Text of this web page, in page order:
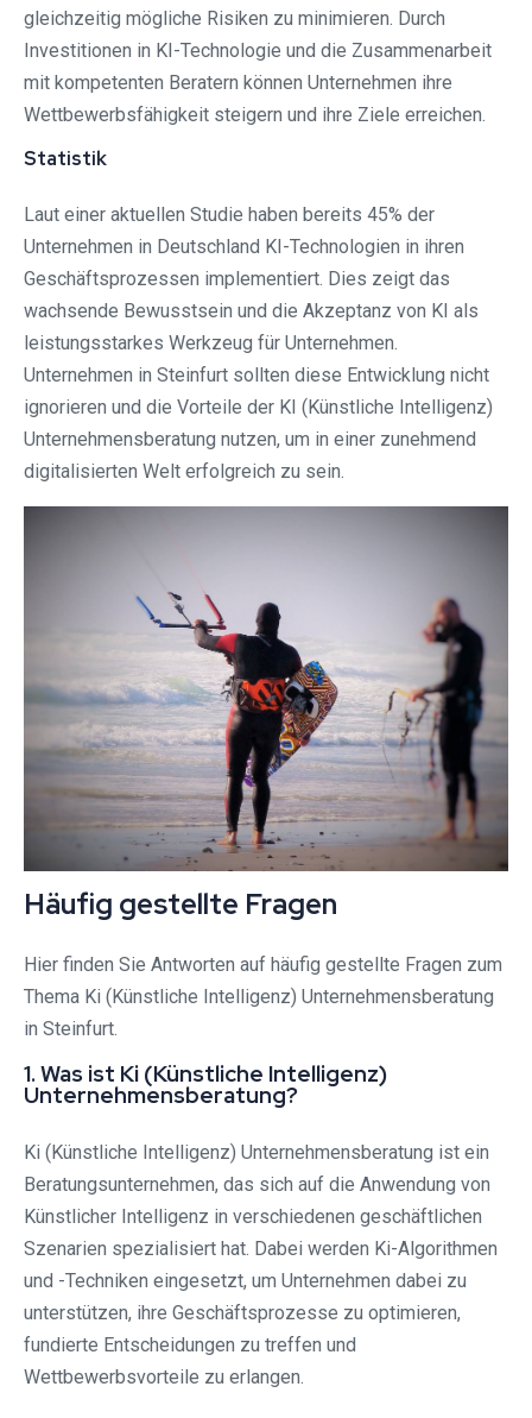
gleichzeitig mögliche Risiken zu minimieren. Durch
Investitionen in KI-Technologie und die Zusammenarbeit
mit kompetenten Beratern können Unternehmen ihre
Wettbewerbsfähigkeit steigern und ihre Ziele erreichen.
Statistik
Laut einer aktuellen Studie haben bereits 45% der
Unternehmen in Deutschland KI-Technologien in ihren
Geschäftsprozessen implementiert. Dies zeigt das
wachsende Bewusstsein und die Akzeptanz von KI als
leistungsstarkes Werkzeug für Unternehmen.
Unternehmen in Steinfurt⁠ sollten diese Entwicklung nicht
ignorieren und die Vorteile der KI (Künstliche Intelligenz)
Unternehmensberatung nutzen, um in einer zunehmend
digitalisierten Welt erfolgreich zu sein.
Häufig gestellte Fragen
Hier finden Sie Antworten auf häufig gestellte Fragen zum
Thema Ki (Künstliche Intelligenz) Unternehmensberatung
in Steinfurt.
1. Was ist Ki (Künstliche Intelligenz)
Unternehmensberatung?
Ki (Künstliche Intelligenz) Unternehmensberatung ist ein
Beratungsunternehmen, das sich auf die Anwendung von
Künstlicher Intelligenz in verschiedenen geschäftlichen
Szenarien spezialisiert hat. Dabei werden Ki-Algorithmen
und -Techniken eingesetzt, um Unternehmen dabei zu
unterstützen, ihre Geschäftsprozesse zu optimieren,
fundierte Entscheidungen zu treffen und
Wettbewerbsvorteile zu erlangen.